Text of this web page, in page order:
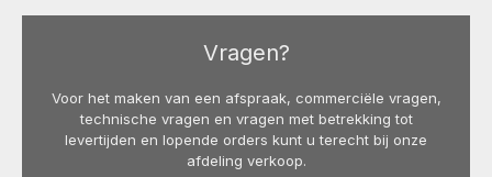
Vragen?
Voor het maken van een afspraak, commerciële vragen,
technische vragen en vragen met betrekking tot
levertijden en lopende orders kunt u terecht bij onze
afdeling verkoop.